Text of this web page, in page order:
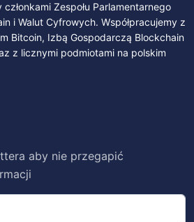
Zespołu Parlamentarnego
i Walut Cyfrowych. Współpracujemy z
Bitcoin, Izbą Gospodarczą Blockchain
z licznymi podmiotami na polskim
aby nie przegapić